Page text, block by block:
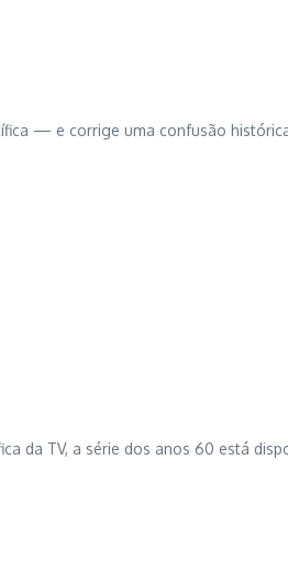
— e corrige uma confusão
da TV, a série dos anos 60 está